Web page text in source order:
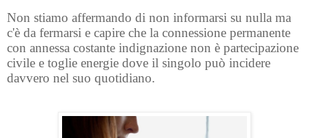
Non stiamo affermando di non informarsi su nulla ma
c'è da fermarsi e capire che la connessione permanente
con annessa costante indignazione non è partecipazione
civile e toglie energie dove il singolo può incidere
davvero nel suo quotidiano.